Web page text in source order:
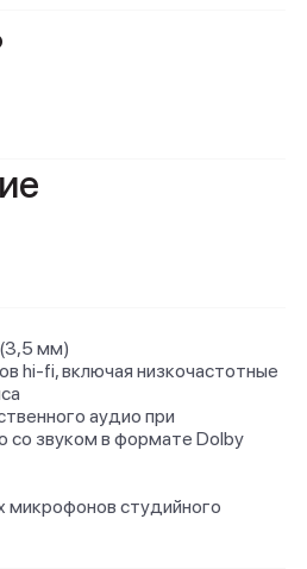
мм)
hi-fi, включая низкочастотные
аудио при
со звуком в формате Dolby
микрофонов студийного